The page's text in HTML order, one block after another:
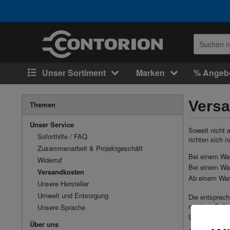
Unser Sortiment Marken %
Themen
Unser Service
Soforthilfe / FAQ
Zusammenarbeit & Projektgeschäft
Widerruf
Versandkosten
Unsere Hersteller
Umwelt und Entsorgung
Unsere Sprache
Über uns
Soweit nicht
richten sich
Bei einem
Bei einem
Ab einem
Die
machst.
günstigste